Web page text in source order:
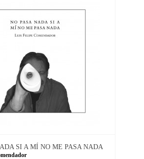
SI A MÍ NO ME PASA NADA